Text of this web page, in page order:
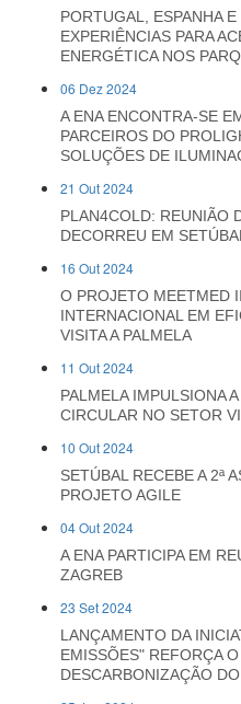
PORTUGAL, ESPANHA
EXPERIÊNCIAS PARA
ENERGÉTICA NOS
06 Dez 2024
A ENA ENCONTRA-SE
PARCEIROS DO
SOLUÇÕES DE
21 Out 2024
PLAN4COLD: REUNIÃO
DECORREU EM SETÚBAL
16 Out 2024
O PROJETO MEETMED
INTERNACIONAL EM
VISITA A PALMELA
11 Out 2024
PALMELA IMPULSIONA
CIRCULAR NO SETOR
10 Out 2024
SETÚBAL RECEBE A 2ª
PROJETO AGILE
04 Out 2024
A ENA PARTICIPA EM
ZAGREB
23 Set 2024
LANÇAMENTO DA
EMISSÕES" REFORÇA
DESCARBONIZAÇÃO